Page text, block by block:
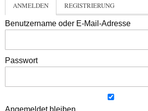
ANMELDEN REGISTRIERUNG
Benutzername oder E-Mail-Adresse
Passwort
Angemeldet bleiben